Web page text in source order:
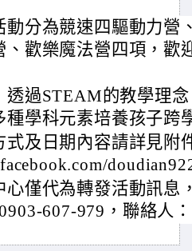
動分為競速四驅動力營
、歡樂魔法營四項，歡
透過STEAM的教學理
種學科元素培養孩子跨
式及日期內容請詳見附
心僅代為轉發活動訊息
607-979，聯絡人